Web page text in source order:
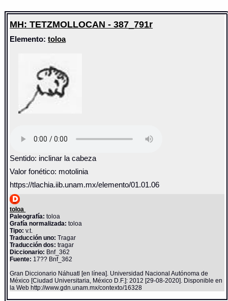
MH: TETZMOLLOCAN - 387_791r
Elemento:toloa
Sentido: inclinar la cabeza
Valor fonético: motolinia
https://tlachia.iib.unam.mx/elemento/01.01.06
toloa
Paleografía: toloa
Grafía normalizada: toloa
Tipo: v.t.
Traducción uno: Tragar
Traducción dos: tragar
Diccionario: Bnf_362
Fuente: 17?? Bnf_362
Gran Diccionario Náhuatl [en línea]. Universidad Nacional Autónoma de
México [Ciudad Universitaria, México D.F.]: 2012 [29-08-2020]. Disponible en
la Web http://www.gdn.unam.mx/contexto/16328